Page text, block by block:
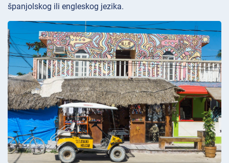
španjolskog ili engleskog jezika.